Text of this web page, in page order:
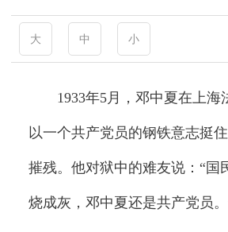
大 中 小
1933年5月，邓中夏在上海
以一个共产党员的钢铁意志挺
摧残。他对狱中的难友说：“国
烧成灰，邓中夏还是共产党员